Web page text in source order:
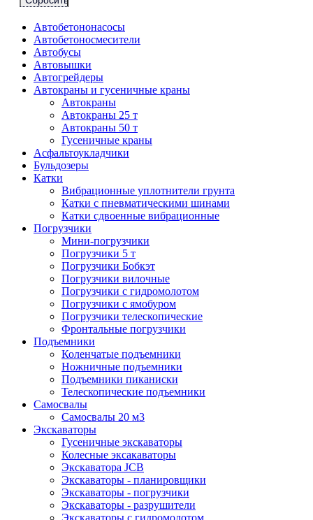
Автобетононасосы
Авто­бетоно­смесители
Автобусы
Автовышки
Автогрейдеры
Автокраны и гусеничные краны
Автокраны
Автокраны 25 т
Автокраны 50 т
Гусеничные краны
Асфальтоукладчики
Бульдозеры
Катки
Вибрационные уплотнители грунта
Катки с пневматическими шинами
Катки сдвоенные вибрационные
Погрузчики
Мини-погрузчики
Погрузчики 5 т
Погрузчики Бобкэт
Погрузчики вилочные
Погрузчики с гидромолотом
Погрузчики с ямобуром
Погрузчики телескопические
Фронтальные погрузчики
Подъемники
Коленчатые подъемники
Ножничные подъемники
Подъемники пиканиски
Телескопические подъемники
Самосвалы
Самосвалы 20 м3
Экскаваторы
Гусеничные экскаваторы
Колесные эксакаваторы
Экскаватора JCB
Экскаваторы - планировщики
Экскаваторы - погрузчики
Экскаваторы - разрушители
Экскаваторы с гидромолотом